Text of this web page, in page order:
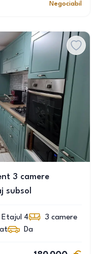
Negociabil
3 camere
subsol
Etajul 4 3 camere
Da